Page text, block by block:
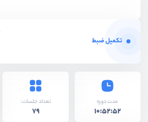
تکمیل ضبط
مدت دوره
10:52:52
تعداد جلسات:
79